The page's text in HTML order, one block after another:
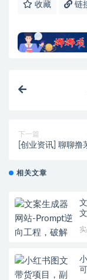
收藏 链
下一篇
[创业资讯] 聊聊撸
相关文章